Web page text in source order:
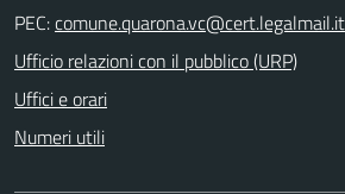
PEC:
Ufficio relazioni con il pubblico (URP)
Uffici e orari
Numeri utili